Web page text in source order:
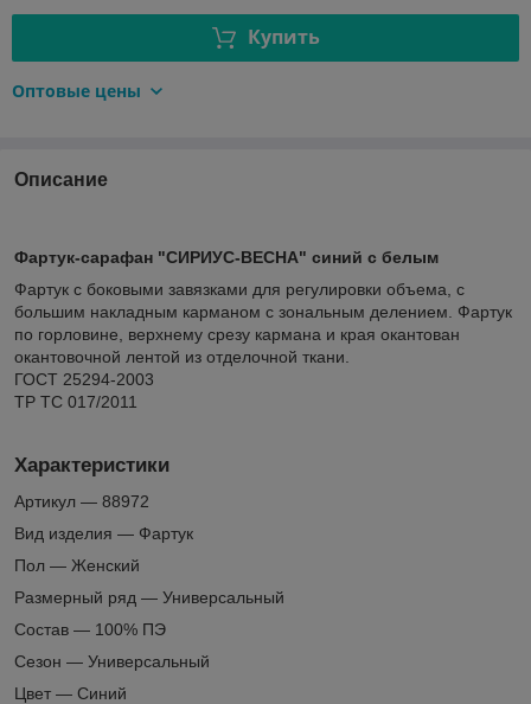
Купить
Оптовые цены
Описание
Фартук-сарафан "СИРИУС-ВЕСНА" синий с белым
Фартук с боковыми завязками для регулировки объема, с
большим накладным карманом с зональным делением. Фартук
по горловине, верхнему срезу кармана и края окантован
окантовочной лентой из отделочной ткани.
ГОСТ 25294-2003
ТР ТС 017/2011
Характеристики
Артикул — 88972
Вид изделия — Фартук
Пол — Женский
Размерный ряд — Универсальный
Состав — 100% ПЭ
Сезон — Универсальный
Цвет — Синий